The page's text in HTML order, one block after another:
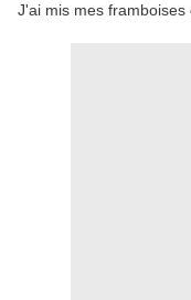
J'ai mis mes framboises